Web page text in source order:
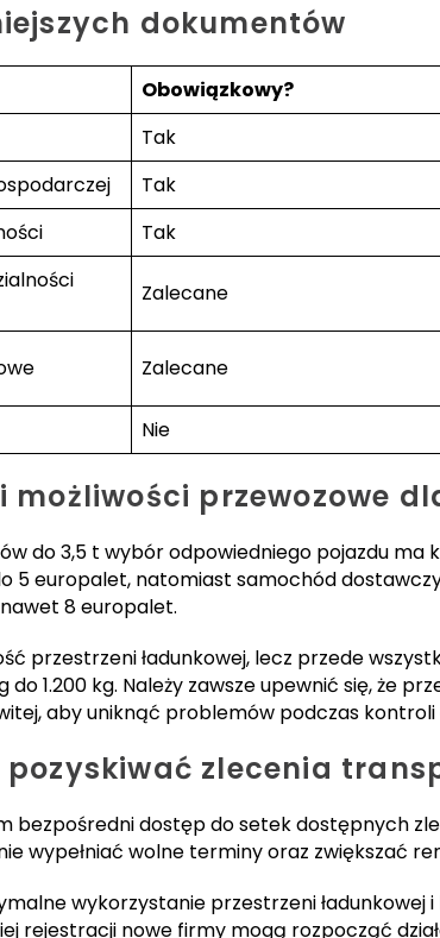
dokumentów
Obowiązkowy?
Tak
Tak
Tak
Zalecane
Zalecane
Nie
możliwości przewozowe
do 3,5 t wybór odpowiedniego pojazdu ma
5 europalet, natomiast samochód
8 europalet.
przestrzeni ładunkowej, lecz przede
do 1.200 kg. Należy zawsze upewnić się, że
aby uniknąć problemów podczas
zlecenia
bezpośredni dostęp do setek dostępnych
wypełniać wolne terminy oraz zwiększać
wykorzystanie przestrzeni ładunkowej
rejestracji nowe firmy mogą rozpocząć